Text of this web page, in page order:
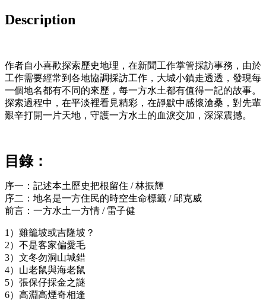
Description
作者自小喜歡探索歷史地理，在新聞工作掌管採訪事務，由於
工作需要經常到各地協調採訪工作，大城小鎮走透透，發現每
一個地名都有不同的來歷，每一方水土都有值得一記的故事。
探索過程中，在平淡裡看見精彩，在靜默中感懷滄桑，對先輩
艱辛打開一片天地，守護一方水土的血淚交加，深深震撼。
目錄：
序一：記述本土歷史把根留住 / 林振輝
序二：地名是一方住民的時空生命標籤 / 邱克威
前言：一方水土一方情 / 雷子健
1）雞籠坡或吉隆坡？
2）不是客家偏愛毛
3）文冬勿洞山城錯
4）山老鼠與海老鼠
5）張保仔採金之謎
6）高淵高煙奇相逢